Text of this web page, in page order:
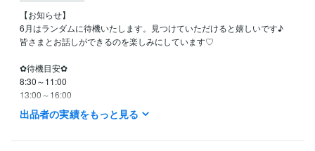
【お知らせ】
6月はランダムに待機いたします。見つけていただけると嬉しいです♪
皆さまとお話しができるのを楽しみにしています♡
✿待機目安✿
8:30～11:00
13:00～16:00
21:00～25:00
日曜日・祝日　待機はランダムになります。
出品者の実績をもっと見る